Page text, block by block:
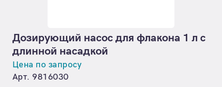
Дозирующий насос для флакона 1 л с
длинной насадкой
Цена по запросу
Арт. 9816030